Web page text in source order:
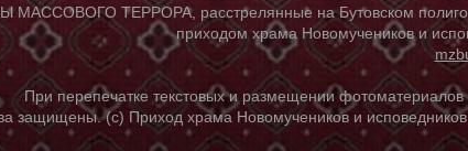
МАССОВОГО ТЕРРОРА, расстрелянные на Бутовском
приходом храма Новомучеников и
При перепечатке текстовых и размещении
защищены. (с) Приход храма Новомучеников и